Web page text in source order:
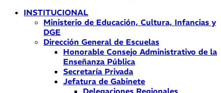
INSTITUCIONAL
Ministerio de Educación, Cultura, Infancias y
DGE
Dirección General de Escuelas
Honorable Consejo Administrativo de la
Enseñanza Pública
Secretaría Privada
Jefatura de Gabinete
Delegaciones Regionales